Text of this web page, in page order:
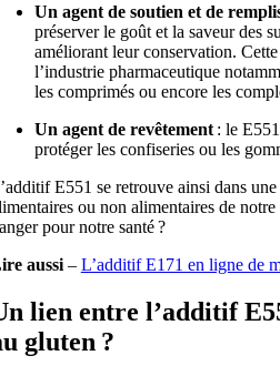
Un agent de soutien et de
préserver le goût et la saveur des
améliorant leur conservation.
l’industrie pharmaceutique
les comprimés ou encore les
Un agent de revêtement: le
protéger les confiseries ou les
E551 se retrouve ainsi dans
ou non alimentaires de
pour notre santé ?
aussi– L’additif E171 en ligne de
lien entre l’additif
gluten ?